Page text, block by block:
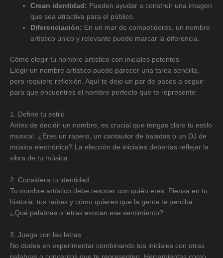
Crean identidad: Pueden ayudar a construir una imagen
que sea atractiva para el público.
Diferenciación: En un mar de competidores, un nombre
artístico único y relevante puede marcar la diferencia.
Cómo elegir tu nombre artístico con iniciales potentes
Elegir un nombre artístico puede parecer una tarea sencilla,
pero requiere reflexión. Aquí te dejo un par de pasos a seguir
para que encuentres el nombre perfecto que te represente:
1. Define tu estilo
Antes de decidir un nombre, es crucial que tengas claro tu estilo
musical. ¿Eres un rapero, un cantautor de baladas o un DJ de
música electrónica? La elección de iniciales deberías reflejar la
vibra de tu música.
2. Considera tu identidad
Tu nombre artístico debe resonar con quién eres. Piensa en tu
historia, tus raíces y cómo quieres que la gente te perciba.
¿Qué palabras o letras evocan ese sentimiento?
3. Juega con las letras
No dudes en experimentar combinando tus iniciales con otras